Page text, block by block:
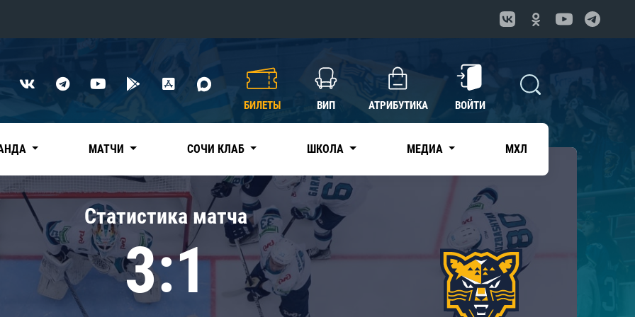
Нефтехимик
Дивизион Чернышева
Авангард
Адмирал
КХЛ
БИЛЕТЫ ВИП АТРИБУТИКА ВОЙТИ
МАТЧИ СОЧИ КЛАБ ШКОЛА МЕДИА МХЛ
Статистика матча
3:1